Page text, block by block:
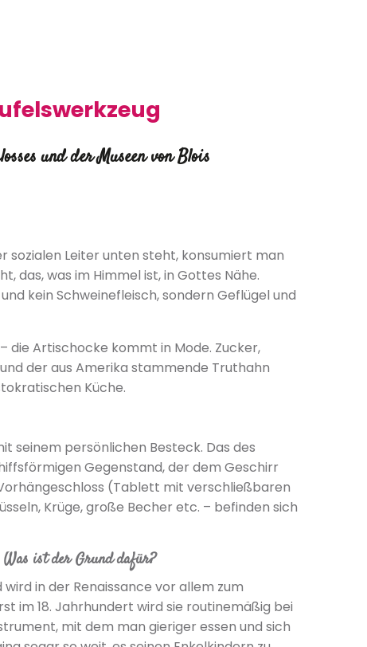
und der Museen von Blois
sozialen Leiter unten steht, konsumiert man
das, was im Himmel ist, in Gottes Nähe.
kein Schweinefleisch, sondern Geflügel und
die Artischocke kommt in Mode. Zucker,
der aus Amerika stammende Truthahn
Küche.
seinem persönlichen Besteck. Das des
Gegenstand, der dem Geschirr
(Tablett mit verschließbaren
Krüge, große Becher etc. – befinden sich
ist der Grund dafür?
in der Renaissance vor allem zum
im 18. Jahrhundert wird sie routinemäßig bei
mit dem man gieriger essen und sich